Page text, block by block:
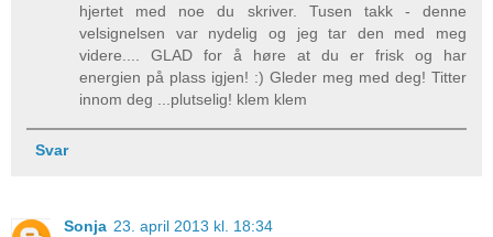
hjertet med noe du skriver. Tusen takk - denne
velsignelsen var nydelig og jeg tar den med meg
videre.... GLAD for å høre at du er frisk og har
energien på plass igjen! :) Gleder meg med deg! Titter
innom deg ...plutselig! klem klem
Svar
Sonja 23. april 2013 kl. 18:34